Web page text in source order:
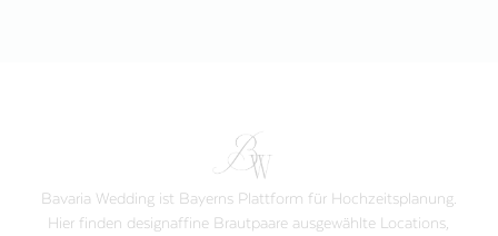
Bavaria Wedding ist Bayerns Plattform für Hochzeitsplanung.
Hier finden designaffine Brautpaare ausgewählte Locations,